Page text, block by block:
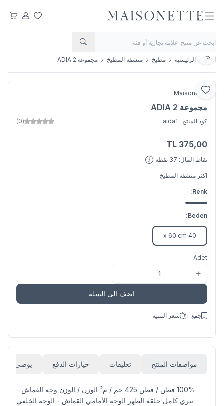
مفضلتيحسابيعربتي
الصفحة الرئيسية مطبخ منشفة المطبخ مجموعة ADIA 2
أضف إلى المفضلة
يشارك
Maisonette
مجموعة ADIA 2
كود المنتج : aida1
(0)
375,00
نقاط المال: 37 نقطة
اكثر منشفة المطبخ
Renk:
Beden:
40 x 60 cm
Adet
اضف الى السلة
جمع + سعر التنبيه
مواصفات المنتج تعليقات خيارات الدفع يوصي
100% قطن / قطن 425 جم / م² الوزن / الوزن وجه القماش -
تيري كامل حلقة الظهر الوجه الأمامي القماش - الوجه الخلفي